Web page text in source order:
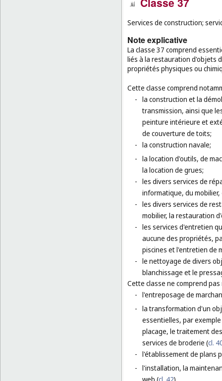
Services de construction;
Note explicative
La classe 37 comprend
liés à la restauration d'objets
propriétés physiques ou
Cette classe comprend
- la construction et la
transmission, ainsi que
peinture intérieure et
de couverture de toits;
- la construction navale;
- la location d'outils, de
la location de grues;
- les divers services de
informatique, du
- les divers services de
mobilier, la restauration
- les services d'entretien
aucune des propriétés,
piscines et l'entretien de
- le nettoyage de divers
blanchissage et le
Cette classe ne comprend
- l'entreposage de
- la transformation d'un
essentielles, par
placage, le traitement
services de broderie (cl.
- l'établissement de plans
- l'installation, la